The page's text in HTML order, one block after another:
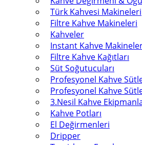
Türk Kahvesi Makineleri
Filtre Kahve Makineleri
Kahveler
Instant Kahve
Filtre Kahve Kağıtları
Süt Soğutucuları
Profesyonel Kahve
Profesyonel Kahve
3.Nesil Kahve
Kahve Potları
El Değirmenleri
Dripper